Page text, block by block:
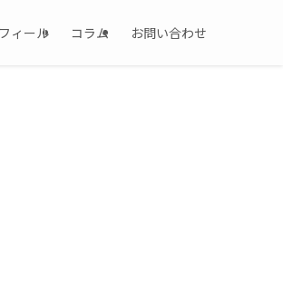
ィール コラム お問い合わせ